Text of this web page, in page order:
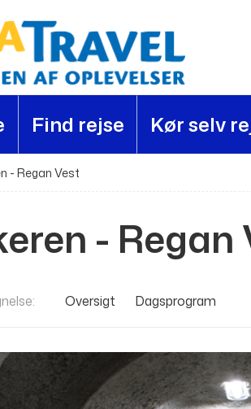
Find rejse Kør selv
- Regan Vest
- Regan
Oversigt Dagsprogram